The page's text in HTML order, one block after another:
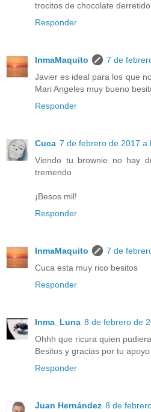
trocitos de chocolate
Responder
InmaMaquito
7 de
Javier es ideal para los que
Mari Angeles muy bueno
Responder
Cuca 7 de febrero de 2017 a
Viendo tu brownie no hay
tremendo
¡Besos mil!
Responder
InmaMaquito
7 de
Cuca esta muy rico besitos
Responder
Inma_Luna 8 de febrero de
Ohhh que ricura quien
Besitos y gracias por tu apoyo
Responder
Juan Hernández 8 de